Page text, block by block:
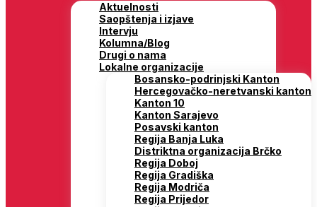
Aktuelnosti
Saopštenja i izjave
Intervju
Kolumna/Blog
Drugi o nama
Lokalne organizacije
Bosansko-podrinjski Kanton
Hercegovačko-neretvanski kanton
Kanton 10
Kanton Sarajevo
Posavski kanton
Regija Banja Luka
Distriktna organizacija Brčko
Regija Doboj
Regija Gradiška
Regija Modriča
Regija Prijedor